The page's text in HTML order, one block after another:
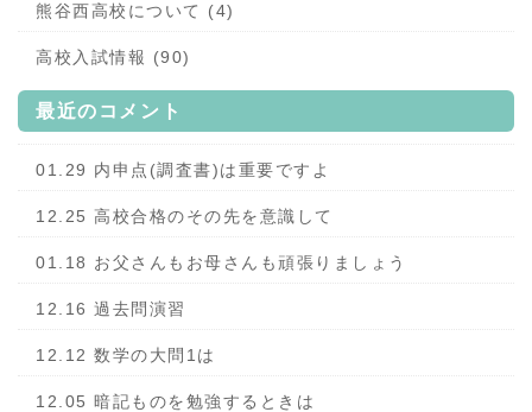
熊谷西高校について (4)
高校入試情報 (90)
最近のコメント
01.29 内申点(調査書)は重要ですよ
12.25 高校合格のその先を意識して
01.18 お父さんもお母さんも頑張りましょう
12.16 過去問演習
12.12 数学の大問1は
12.05 暗記ものを勉強するときは